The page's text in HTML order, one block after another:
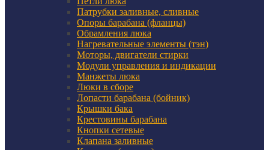
Патрубки заливные, сливные
Опоры барабана (фланцы)
Обрамления люка
Нагревательные элементы (тэн)
Моторы, двигатели стирки
Модули управления и индикации
Манжеты люка
Люки в сборе
Лопасти барабана (бойник)
Крышки бака
Крестовины барабана
Кнопки сетевые
Клапана заливные